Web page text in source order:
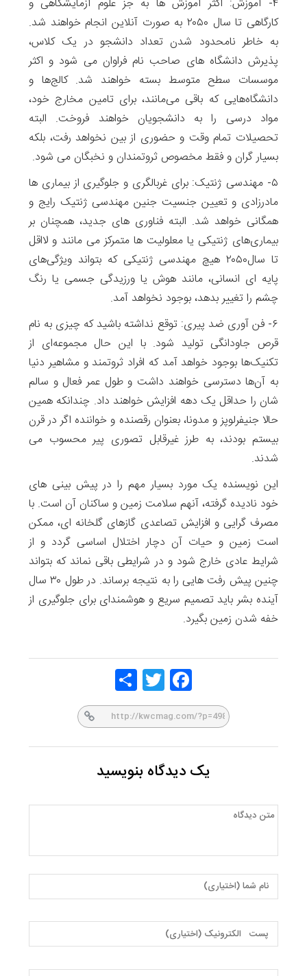
کارگاهی تا سال ۲۰۵۰ به صورت آنلاین انجام خواهند شد.
به خاطر نامحدود شدن تعداد دانشجو در یک کلاس،
پذیرش دانشگاه های صاحب نام فراوان می شود و اکثر
موسسات سطح متوسط ​​بسته خواهند شد. کالج‌ها و
دانشگاه‌هایی که باقی می‌مانند، برای تامین مخارج خود،
مواد درسی را به دانشجویان خواهند فروخت. البته
تحصیلات تمام وقت و حضوری از بین نخواهد رفت، بلکه
بسیار گران و فقط مخصوص ثروتمندان و نخبگان می شود.
۵- مهندسی ژنتیک: برای غربالگری و جلوگیری از بیماری ها
مادرزادی و تعیین جنسیت جنین مهندسی ژنتیک رایج و
همگانی خواهد شد. البته فناوری های جدید، همچنان بر
بیماری‌های ژنتیکی یا معلولیت ها متمرکز می مانند و لااقل
تا سال۲۰۵۰ هیچ مهندسی ژنتیکی که بتواند ویژگی‌های
پایه ای انسانی، مانند هوش یا ورزیدگی جسمی یا رنگ
چشم را تغییر بدهد، بوجود نخواهد آمد.
۶- فن آوری ضد پیری: توقع نداشته باشید که چیزی به نام
قرص جاودانگی تولید شود. با این حال مجموعه‌ای از
تکنیک‌ها بوجود خواهد آمد که افراد ‌ثروتمند و مشاهیر دنیا
به آن‌ها دسترسی خواهند داشت و طول عمر فعال و سالم
شان را حداقل یک دهه افزایش خواهند داد. چندانکه همین
حالا جنیفرلوپز و مدونا، بعنوان رقصنده و خواننده اگر در قرن
بیستم بودند، به طرز غیرقابل تصوری پیر محسوب می
شدند.
این نویسنده یک مورد بسیار مهم را در پیش بینی های
خود نادیده گرفته، آنهم سلامت زمین و ساکنان آن است. با
مصرف گرایی و افزایش تصاعدی گازهای گلخانه ای، ممکن
است زمین و حیات آن دچار اختلال اساسی گردد و از
شرایط عادی خارج شود و در شرایطی باقی نماند که بتواند
چنین پیش رفت هایی را به نتیجه برساند. در طول ۳۰ سال
آینده بشر باید تصمیم سریع و هوشمندای برای جلوگیری از
خفه شدن زمین بگیرد.
Face
Twitt
یک دیدگاه بنویسید